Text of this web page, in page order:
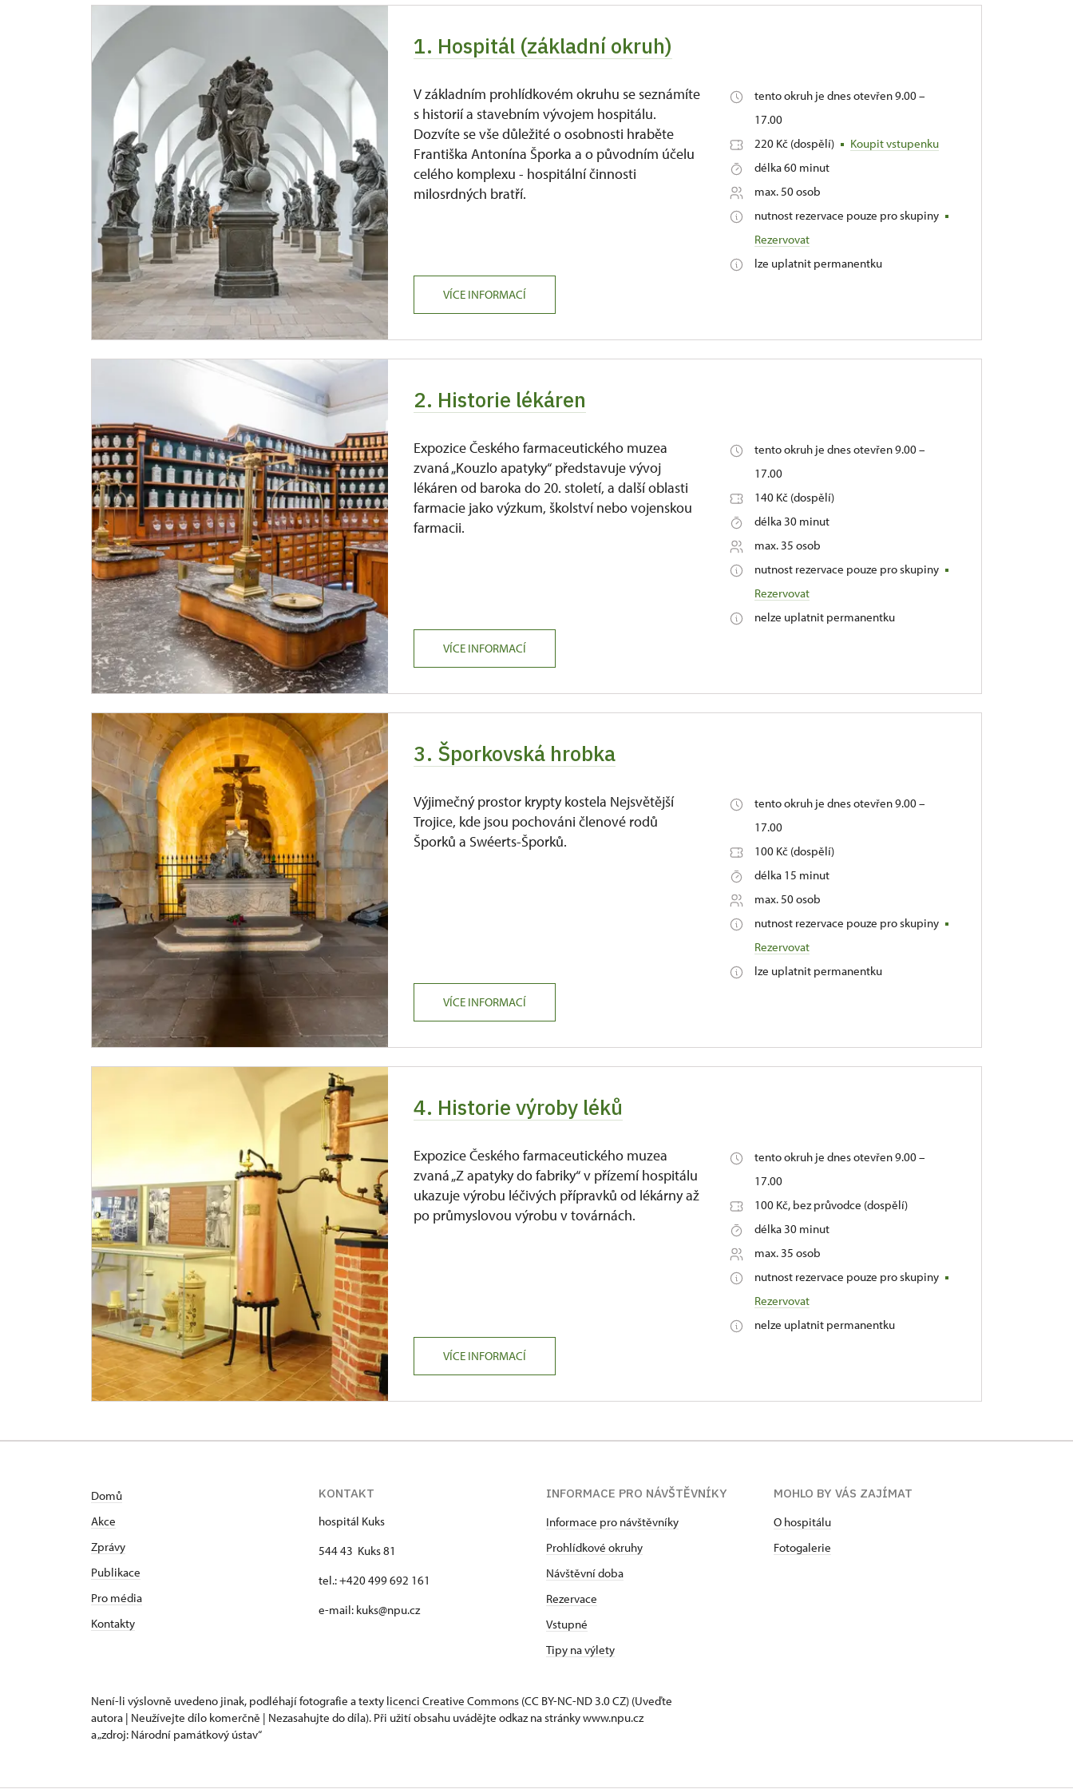
1. Hospitál (základní okruh)
V základním prohlídkovém okruhu se seznámíte
s historií a stavebním vývojem hospitálu.
Dozvíte se vše důležité o osobnosti hraběte
Františka Antonína Šporka a o původním účelu
celého komplexu - hospitální činnosti
milosrdných bratří.
tento okruh je dnes otevřen 9.00 –
17.00
220 Kč (dospělí)
Koupit vstupenku
délka 60 minut
max. 50 osob
nutnost rezervace pouze pro skupiny
Rezervovat
lze uplatnit permanentku
VÍCE INFORMACÍ
2. Historie lékáren
Expozice Českého farmaceutického muzea
zvaná „Kouzlo apatyky“ představuje vývoj
lékáren od baroka do 20. století, a další oblasti
farmacie jako výzkum, školství nebo vojenskou
farmacii.
tento okruh je dnes otevřen 9.00 –
17.00
140 Kč (dospělí)
délka 30 minut
max. 35 osob
nutnost rezervace pouze pro skupiny
Rezervovat
nelze uplatnit permanentku
VÍCE INFORMACÍ
3. Šporkovská hrobka
Výjimečný prostor krypty kostela Nejsvětější
Trojice, kde jsou pochováni členové rodů
Šporků a Swéerts-Šporků.
tento okruh je dnes otevřen 9.00 –
17.00
100 Kč (dospělí)
délka 15 minut
max. 50 osob
nutnost rezervace pouze pro skupiny
Rezervovat
lze uplatnit permanentku
VÍCE INFORMACÍ
4. Historie výroby léků
Expozice Českého farmaceutického muzea
zvaná „Z apatyky do fabriky“ v přízemí hospitálu
ukazuje výrobu léčivých přípravků od lékárny až
po průmyslovou výrobu v továrnách.
tento okruh je dnes otevřen 9.00 –
17.00
100 Kč, bez průvodce (dospělí)
délka 30 minut
max. 35 osob
nutnost rezervace pouze pro skupiny
Rezervovat
nelze uplatnit permanentku
VÍCE INFORMACÍ
Domů
Akce
Zprávy
Publikace
Pro média
Kontakty
KONTAKT
hospitál Kuks
544 43 Kuks 81
tel.: +420 499 692 161
e-mail: kuks@npu.cz
INFORMACE PRO NÁVŠTĚVNÍKY
Informace pro návštěvníky
Prohlídkové okruhy
Návštěvní doba
Rezervace
Vstupné
Tipy na výlety
MOHLO BY VÁS ZAJÍMAT
O hospitálu
Fotogalerie
Není-li výslovně uvedeno jinak, podléhají fotografie a texty licenci Creative Commons (CC BY-NC-ND 3.0 CZ) (Uveďte
autora | Neužívejte dílo komerčně | Nezasahujte do díla). Při užití obsahu uvádějte odkaz na stránky www.npu.cz
a „zdroj: Národní památkový ústav“